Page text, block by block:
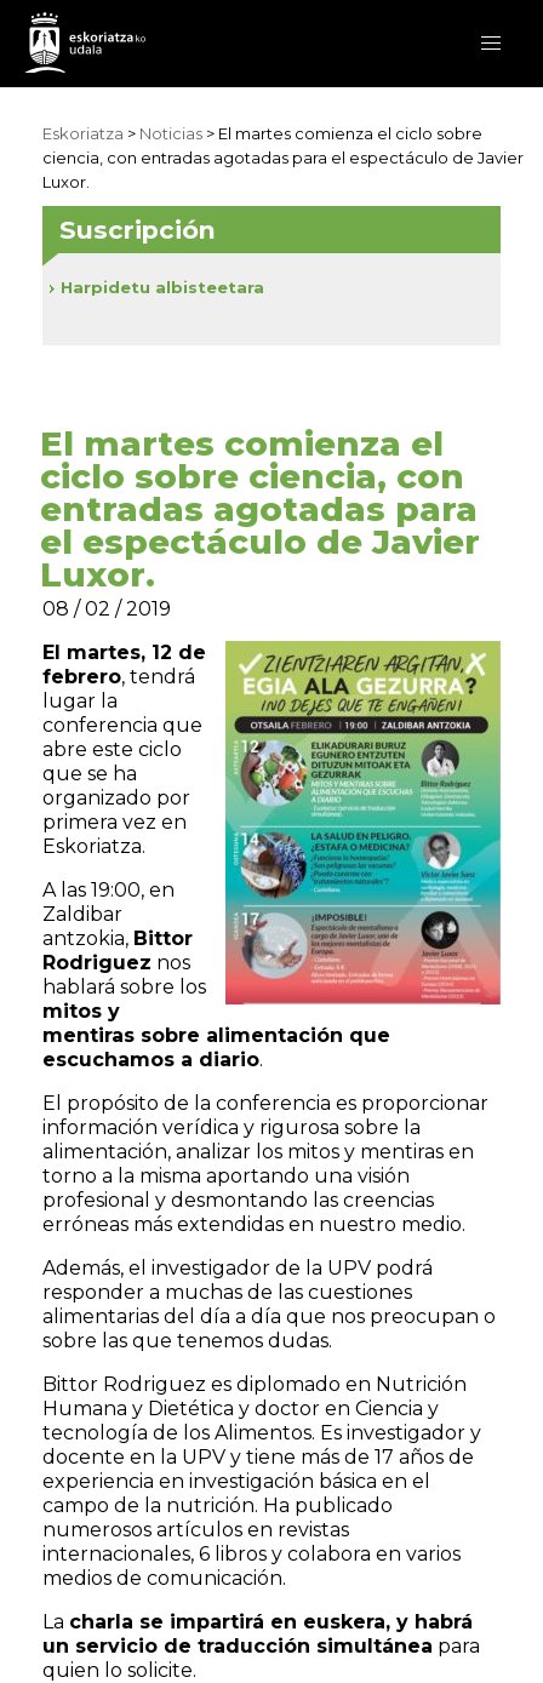
Eskoriatza > Noticias > El martes comienza el ciclo sobre
ciencia, con entradas agotadas para el espectáculo de Javier
Luxor.
El martes comienza el
ciclo sobre ciencia, con
entradas agotadas para
el espectáculo de Javier
Luxor.
08 / 02 / 2019
El martes, 12 de
febrero, tendrá
lugar la
conferencia que
abre este ciclo
que se ha
organizado por
primera vez en
Eskoriatza.
A las 19:00, en
Zaldibar
antzokia, Bittor
Rodriguez nos
hablará sobre los
mitos y
mentiras sobre alimentación que
escuchamos a diario.
El propósito de la conferencia es proporcionar
información verídica y rigurosa sobre la
alimentación, analizar los mitos y mentiras en
torno a la misma aportando una visión
profesional y desmontando las creencias
erróneas más extendidas en nuestro medio.
Además, el investigador de la UPV podrá
responder a muchas de las cuestiones
alimentarias del día a día que nos preocupan o
sobre las que tenemos dudas.
Bittor Rodriguez es diplomado en Nutrición
Humana y Dietética y doctor en Ciencia y
tecnología de los Alimentos. Es investigador y
docente en la UPV y tiene más de 17 años de
experiencia en investigación básica en el
campo de la nutrición. Ha publicado
numerosos artículos en revistas
internacionales, 6 libros y colabora en varios
medios de comunicación.
La charla se impartirá en euskera, y habrá
un servicio de traducción simultánea para
quien lo solicite.
Suscripción
Harpidetu albisteetara